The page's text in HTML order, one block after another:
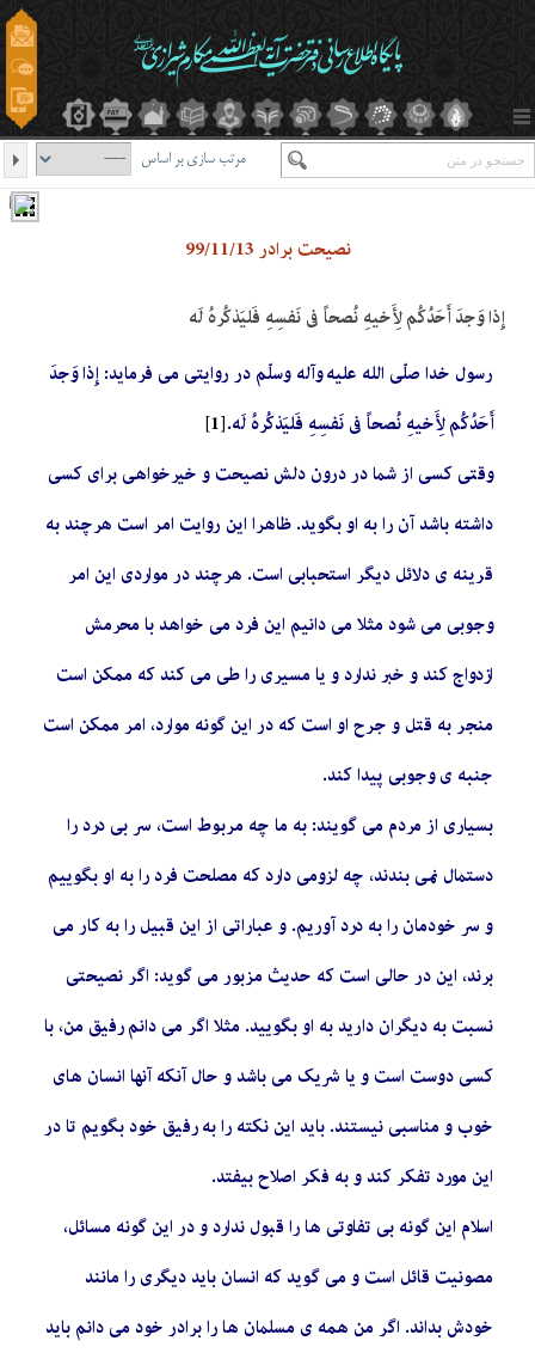
مرتب سازی بر اساس
نصیحت برادر 99/11/13
إِذا وَجدَ أَحَدُكُم لِأَخيه‌ِ نُصحاً في‌ نَفسِه‌ِ فَليَذكُرهُ لَه
رسول خدا صلّی الله علیه وآله وسلّم در روایتی می فرماید: إِذا وَجدَ
أَحَدُكُم لِأَخيه‌ِ نُصحاً في‌ نَفسِه‌ِ فَليَذكُرهُ لَه.[1]
وقتی کسی از شما در درون دلش نصیحت و خیرخواهی برای کسی
داشته باشد آن را به او بگوید. ظاهرا این روایت امر است هرچند به
قرینه ی دلائل دیگر استحبابی است. هرچند در مواردی این امر
وجوبی می شود مثلا می دانیم این فرد می خواهد با محرمش
ازدواج کند و خبر ندارد و یا مسیری را طی می کند که ممکن است
منجر به قتل و جرح او است که در این گونه موارد، امر ممکن است
جنبه ی وجوبی پیدا کند.
بسیاری از مردم می گویند: به ما چه مربوط است، سر بی درد را
دستمال نمی بندند، چه لزومی دارد که مصلحت فرد را به او بگوییم
و سر خودمان را به درد آوریم. و عباراتی از این قبیل را به کار می
برند، این در حالی است که حدیث مزبور می گوید: اگر نصیحتی
نسبت به دیگران دارید به او بگویید. مثلا اگر می دانم رفیق من، با
کسی دوست است و یا شریک می باشد و حال آنکه آنها انسان های
خوب و مناسبی نیستند. باید این نکته را به رفیق خود بگویم تا در
این مورد تفکر کند و به فکر اصلاح بیفتد.
اسلام این گونه بی تفاوتی ها را قبول ندارد و در این گونه مسائل،
مصونیت قائل است و می گوید که انسان باید دیگری را مانند
خودش بداند. اگر من همه ی مسلمان ها را برادر خود می دانم باید